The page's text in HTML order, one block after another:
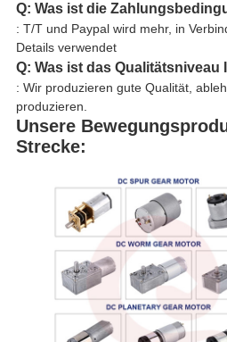
Q: Was ist die
: T/T und Paypal wird mehr, in
Details verwendet
Q: Was ist das Qualitätsniveau
: Wir produzieren gute Qualität,
produzieren.
Unsere
Strecke: